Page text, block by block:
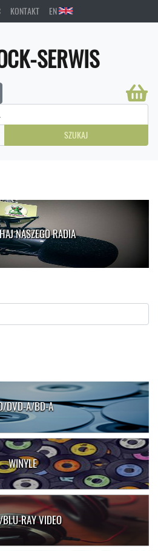
KONTAKT EN
SERWIS
SZUKAJ
NASZEGO RADIA
DVD-A/BD-A
WINYLE
RAY VIDEO